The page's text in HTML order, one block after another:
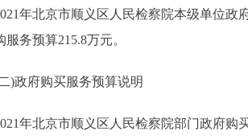
年北京市顺义区人民检察院本级单位政府
服务预算215.8万元。
府购买服务预算说明
年北京市顺义区人民检察院部门政府购买